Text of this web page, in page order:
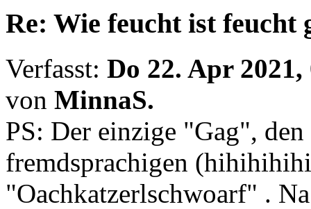
Re: Wie feucht ist feucht
Verfasst: Do 22. Apr 2021,
von MinnaS.
PS: Der einzige "Gag",
fremdsprachigen
"Oachkatzerlschwoarf" .